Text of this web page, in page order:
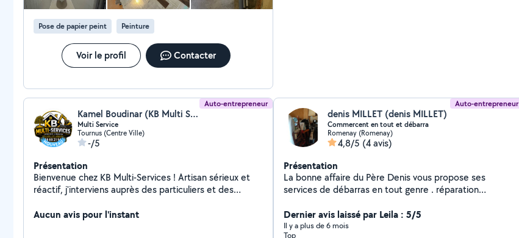
Pose de papier peint Peinture
Voir le profil Contacter
Auto-entrepreneur
Kamel Boudinar (KB Multi Service)
Multi Service
Tournus (Centre Ville)
-/5
Présentation
Bienvenue chez KB Multi-Services ! Artisan sérieux et
réactif, j'interviens auprès des particuliers et des
d'entretien. Peinture intérieure et extérieure, petite
Aucun avis pour l'instant
Auto-entrepreneur
denis MILLET (denis MILLET)
Commercent en tout et débarra
Romenay (Romenay)
4,8/5 (4 avis)
Présentation
La bonne affaire du Père Denis vous propose ses
services de débarras en tout genre . réparation
ou reconditionné Récupération d'appareil
électroménager ou écran plat ou ordinateur ou autre
Dernier avis laissé par Leila : 5/5
Il y a plus de 6 mois
Top